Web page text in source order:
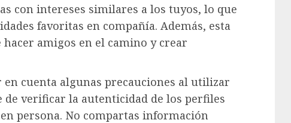
con intereses similares a los tuyos, lo que
favoritas en compañía. Además, esta
amigos en el camino y crear
cuenta algunas precauciones al utilizar
verificar la autenticidad de los perfiles
persona. No compartas información